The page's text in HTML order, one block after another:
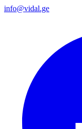
info@vidal.ge